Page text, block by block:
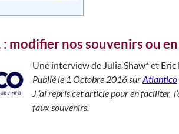
modifier nos souvenirs ou
Une interview de Julia Shaw* et Eric
Publié le 1 Octobre 2016 surAtlantico
J ‘ai repris cet article pour en faciliter
faux souvenirs.